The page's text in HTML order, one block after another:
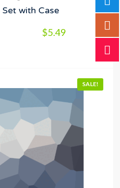
Set with Case
$5.49
SALE!